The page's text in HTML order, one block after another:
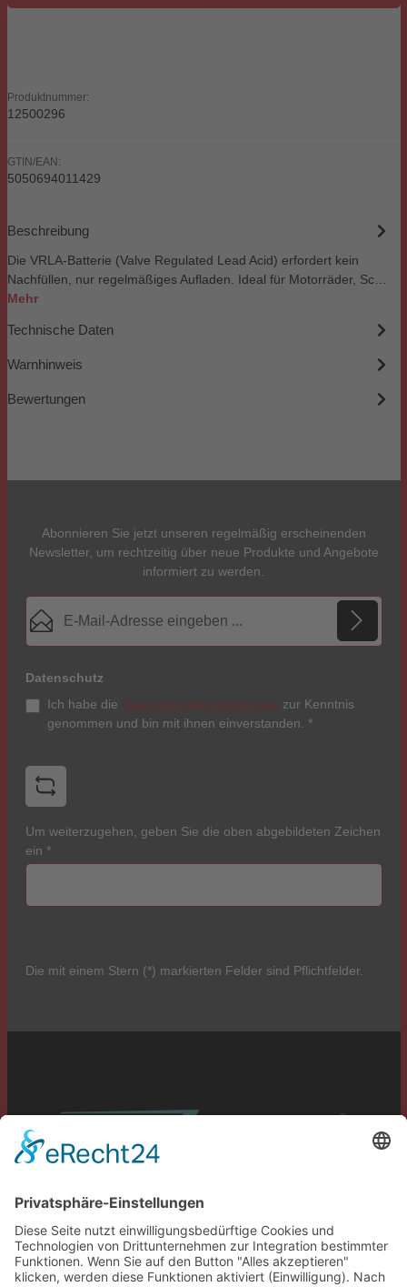
Produktnummer:
12500296
GTIN/EAN:
5050694011429
Beschreibung
Die VRLA-Batterie (Valve Regulated Lead Acid) erfordert kein
Nachfüllen, nur regelmäßiges Aufladen. Ideal für Motorräder, Sc…
Mehr
Technische Daten
Warnhinweis
Bewertungen
Abonnieren Sie jetzt unseren regelmäßig erscheinenden
Newsletter, um rechtzeitig über neue Produkte und Angebote
informiert zu werden.
E-Mail-Adresse*
Datenschutz
Ich habe die Datenschutzbestimmungen zur Kenntnis
genommen und bin mit ihnen einverstanden. *
Um weiterzugehen, geben Sie die oben abgebildeten Zeichen
ein *
Die mit einem Stern (*) markierten Felder sind Pflichtfelder.
Service